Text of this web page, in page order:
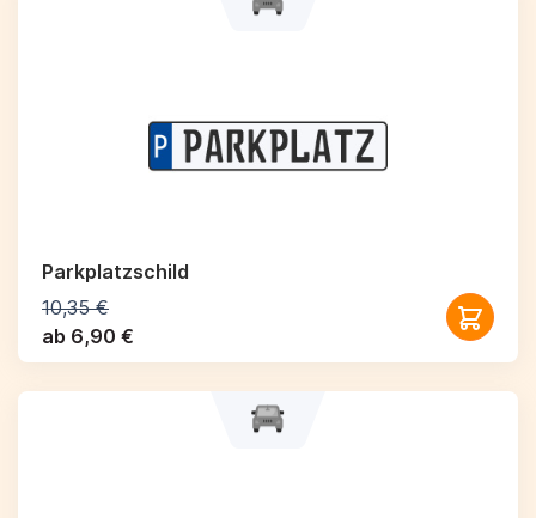
Parkplatzschild
10,35 €
ab 6,90 €